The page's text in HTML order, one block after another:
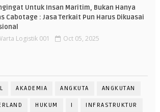
Untuk Insan Maritim, Bukan Hanya
Cabotage : Jasa Terkait Pun Harus Dikuasai
Logistik 001 Oct 05, 2025
AKADEMIA ANGKUTA ANGKUTAN
HUKUM I INFRASTRUKTUR